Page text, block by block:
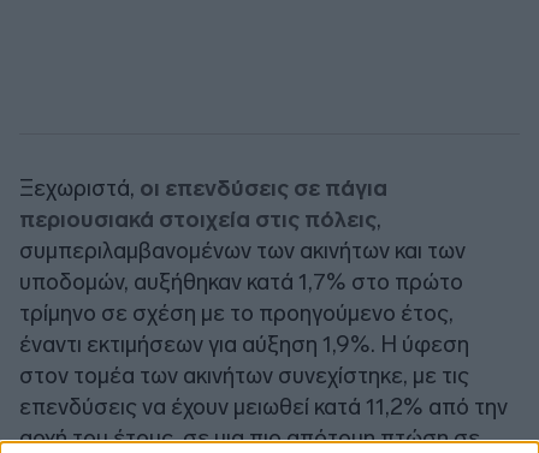
Ξεχωριστά, οι επενδύσεις σε πάγια
περιουσιακά στοιχεία στις πόλεις,
συμπεριλαμβανομένων των ακινήτων και των
υποδομών, αυξήθηκαν κατά 1,7% στο πρώτο
τρίμηνο σε σχέση με το προηγούμενο έτος,
έναντι εκτιμήσεων για αύξηση 1,9%. Η ύφεση
στον τομέα των ακινήτων συνεχίστηκε, με τις
επενδύσεις να έχουν μειωθεί κατά 11,2% από την
αρχή του έτους, σε μια πιο απότομη πτώση σε